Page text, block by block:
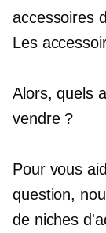
accessoires
Les
Alors, quels
vendre ?
Pour vous
question,
de niches